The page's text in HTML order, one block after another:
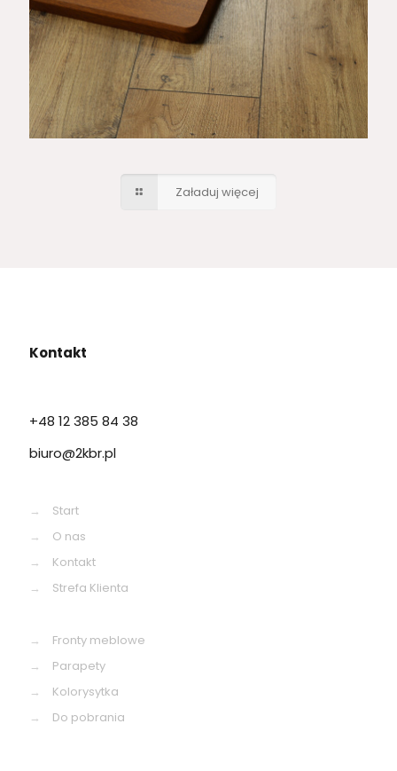
Załaduj więcej
Kontakt
+48 12 385 84 38
biuro@2kbr.pl
→
Start
→
O nas
→
Kontakt
→
Strefa Klienta
→
Fronty meblowe
→
Parapety
→
Kolorysytka
→
Do pobrania